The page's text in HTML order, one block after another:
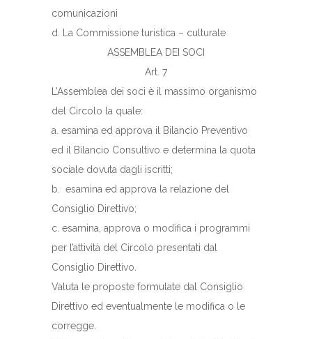
comunicazioni
d. La Commissione turistica – culturale
ASSEMBLEA DEI SOCI
Art. 7
L’Assemblea dei soci è il massimo organismo
del Circolo la quale:
a. esamina ed approva il Bilancio Preventivo
ed il Bilancio Consultivo e determina la quota
sociale dovuta dagli iscritti;
b. esamina ed approva la relazione del
Consiglio Direttivo;
c. esamina, approva o modifica i programmi
per l’attività del Circolo presentati dal
Consiglio Direttivo.
Valuta le proposte formulate dal Consiglio
Direttivo ed eventualmente le modifica o le
corregge.